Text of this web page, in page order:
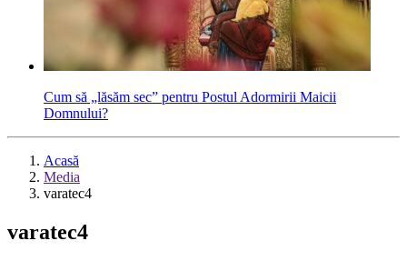
Cum să „lăsăm sec” pentru Postul Adormirii Maicii
Domnului?
Acasă
Media
varatec4
varatec4